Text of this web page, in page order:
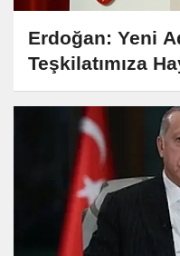
Erdoğan: Yeni
Teşkilatımıza
Diliyorum